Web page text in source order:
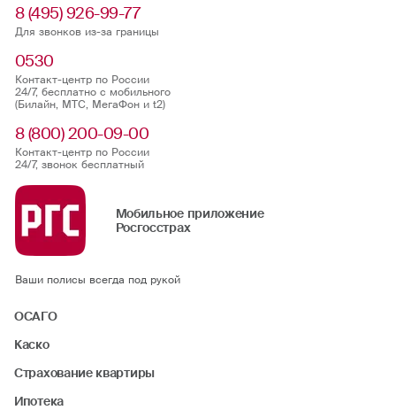
8 (495) 926-99-77
Для звонков из-за границы
0530
Контакт-центр по России
24/7, бесплатно с мобильного
(Билайн, МТС, МегаФон и t2)
8 (800) 200-09-00
Контакт-центр по России
24/7, звонок бесплатный
Мобильное приложение
Росгосстрах
Ваши полисы всегда под рукой
ОСАГО
Каско
Страхование квартиры
Ипотека